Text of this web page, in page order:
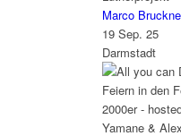
Marco
19 Sep. 25
Darmstadt